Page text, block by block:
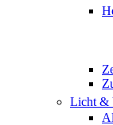
Licht &